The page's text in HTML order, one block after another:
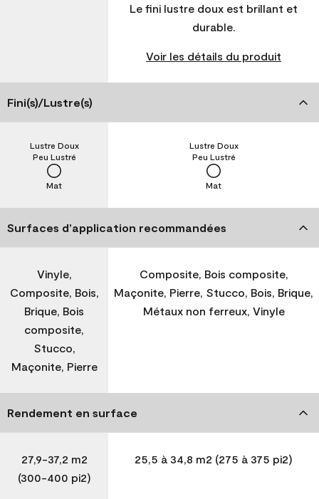
Le fini lustre doux est brillant et
durable.
Voir les détails du produit
Fini(s)/Lustre(s)
Mat
Peu Lustré
Lustre Doux
Mat
Peu Lustré
Lustre Doux
Surfaces d’application recommandées
Vinyle,
Composite, Bois,
Brique, Bois
composite,
Stucco,
Maçonite, Pierre
Composite, Bois composite,
Maçonite, Pierre, Stucco, Bois, Brique,
Métaux non ferreux, Vinyle
Rendement en surface
27,9-37,2 m2
(300-400 pi2)
25,5 à 34,8 m2 (275 à 375 pi2)